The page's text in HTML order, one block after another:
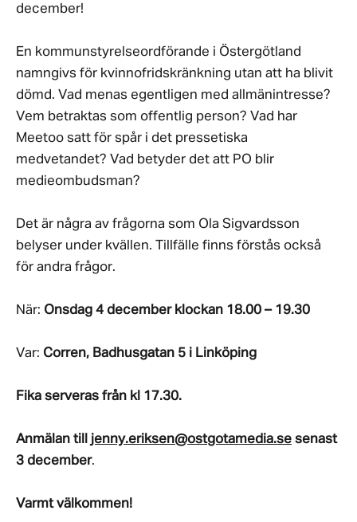
december!
En kommunstyrelseordförande i Östergötland
namngivs för kvinnofridskränkning utan att ha blivit
dömd. Vad menas egentligen med allmänintresse?
Vem betraktas som offentlig person? Vad har
Meetoo satt för spår i det pressetiska
medvetandet? Vad betyder det att PO blir
medieombudsman?
Det är några av frågorna som Ola Sigvardsson
belyser under kvällen. Tillfälle finns förstås också
för andra frågor.
När: Onsdag 4 december klockan 18.00 – 19.30
Var: Corren, Badhusgatan 5 i Linköping
Fika serveras från kl 17.30.
Anmälan till jenny.eriksen@ostgotamedia.se senast
3 december.
Varmt välkommen!